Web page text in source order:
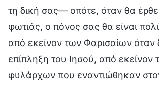
τη δική σας— οπότε, όταν θα
φωτιάς, ο πόνος σας θα είναι
από εκείνον των Φαρισαίων όταν
επίπληξη του Ιησού, από εκείνον
φυλάρχων που εναντιώθηκαν